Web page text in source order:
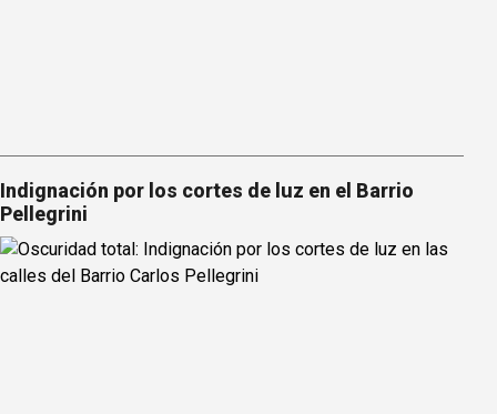
Indignación por los cortes de luz en el Barrio
Pellegrini